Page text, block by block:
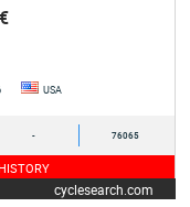
USA
- 76065
cyclesearch.com